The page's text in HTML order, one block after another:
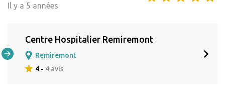
Il y a 5 années
Centre Hospitalier Remiremont
Remiremont
4 - 4 avis